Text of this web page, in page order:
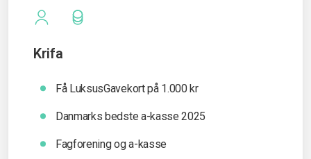
Krifa
Få LuksusGavekort på 1.000 kr
Danmarks bedste a-kasse 2025
Fagforening og a-kasse